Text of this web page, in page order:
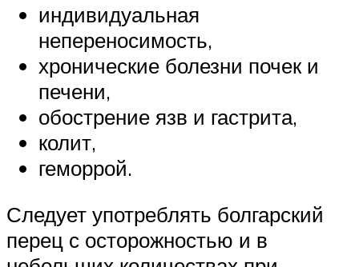
индивидуальная
непереносимость,
хронические болезни почек и
печени,
обострение язв и гастрита,
колит,
геморрой.
Следует употреблять болгарский
перец с осторожностью и в